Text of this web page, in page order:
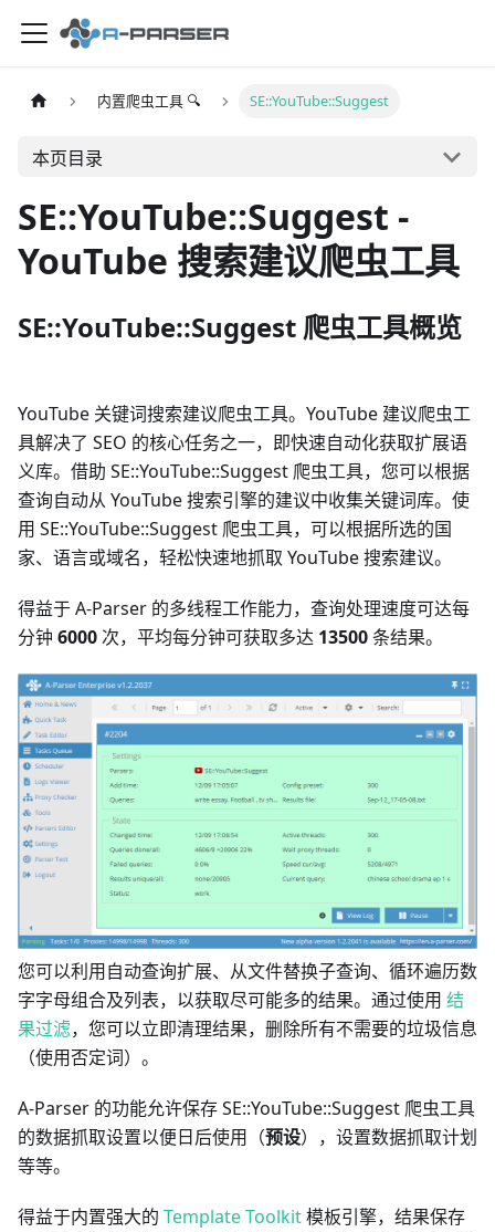
内置爬虫工具 🔍 SE::YouTube::Suggest
本页目录
SE::YouTube::Suggest -
YouTube 搜索建议爬虫工具
SE::YouTube::Suggest 爬虫工具概览
YouTube 关键词搜索建议爬虫工具。YouTube 建议爬虫工
具解决了 SEO 的核心任务之一，即快速自动化获取扩展语
义库。借助 SE::YouTube::Suggest 爬虫工具，您可以根据
查询自动从 YouTube 搜索引擎的建议中收集关键词库。使
用 SE::YouTube::Suggest 爬虫工具，可以根据所选的国
家、语言或域名，轻松快速地抓取 YouTube 搜索建议。
得益于 A-Parser 的多线程工作能力，查询处理速度可达每
分钟 6000 次，平均每分钟可获取多达 13500条结果。
您可以利用自动查询扩展、从文件替换子查询、循环遍历数
字字母组合及列表，以获取尽可能多的结果。通过使用 结
果过滤，您可以立即清理结果，删除所有不需要的垃圾信息
（使用否定词）。
A-Parser 的功能允许保存 SE::YouTube::Suggest 爬虫工具
的数据抓取设置以便日后使用（预设），设置数据抓取计划
等等。
得益于内置强大的 Template Toolkit模板引擎，结果保存